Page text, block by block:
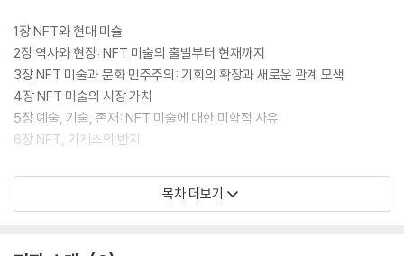
1장 NFT와 현대 미술
2장 역사와 현장: NFT 미술의 출발부터 현재까지
3장 NFT 미술과 문화 민주주의: 기회의 확장과 새로운 관계 모색
4장 NFT 미술의 시장 가치
5장 예술, 기술, 존재: NFT 미술에 대한 미학적 사유
6장 NFT, 기게스의 반지
나오는 말: 신 기술이 뿌리 깊은 예술과 동거할 때 제기되는 것들
목차 더보기